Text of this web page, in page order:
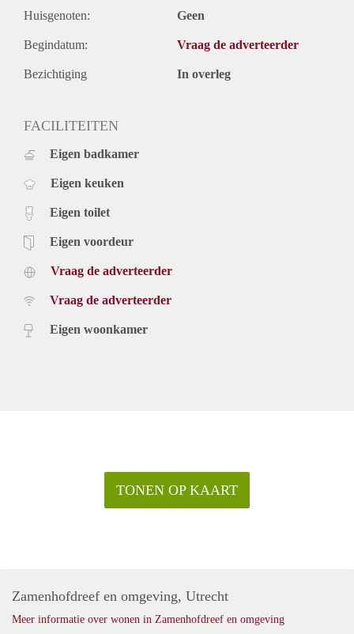
Huisgenoten: Geen
Begindatum: Vraag de adverteerder
Bezichtiging In overleg
FACILITEITEN
Eigen badkamer
Eigen keuken
Eigen toilet
Eigen voordeur
Vraag de adverteerder
Vraag de adverteerder
Eigen woonkamer
TONEN OP KAART
Zamenhofdreef en omgeving, Utrecht
Meer informatie over wonen in Zamenhofdreef en omgeving